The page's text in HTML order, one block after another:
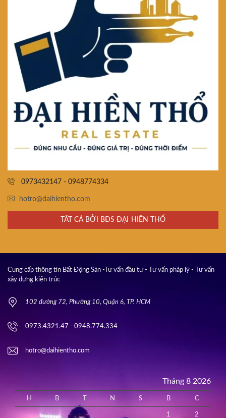
0973432147 - 0948774334
hotro@daihientho.com
TẤT CẢ BỞI BĐS ĐẠI HIỀN THỔ
Cung cấp thông tin Bất Động Sản -Tư vấn đầu tư - Tư vấn pháp lý - Tư vấn
xây dựng kiến trúc
102 đường 72, Phường 10, Quận 6, TP. HCM
0973.4321.47 - 0948.774.334
hotro@daihientho.com
Tháng 8 2026
H B N S B C
1 2